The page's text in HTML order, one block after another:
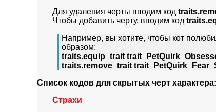
Для удаления черты вводим код
Чтобы добавить черту, вводим код
Например, вы хотите, чтобы кот
образом:
traits.equip_trait
traits.remove_trait
Список кодов для скрытых черт характера:
Страхи